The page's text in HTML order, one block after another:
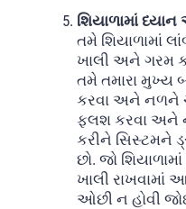
શિયાળામાં ધ્યાન
તમે શિયાળામાં
ખાલી અને ગરમ
તમે તમારા મુખ્ય
કરવા અને નળને
ફ્લશ કરવા અને
કરીને સિસ્ટમને
છો. જો
ખાલી રાખવામાં
ઓછી ન હોવી